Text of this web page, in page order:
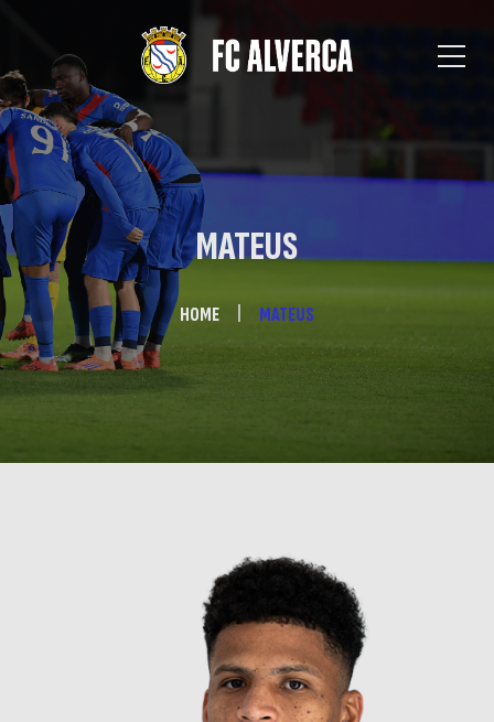
MATEUS
HOME MATEUS